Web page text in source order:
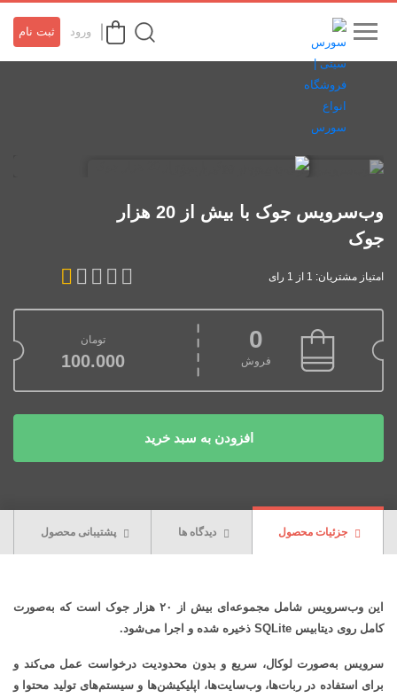
ورود ثبت نام
وب‌سرویس جوک با بیش از 20 هزار
جوک
امتیاز مشتریان: 1 از 1 رای
0
فروش
تومان
100.000
افزودن به سبد خرید
جزئیات محصول دیدگاه ها پشتیبانی محصول
این وب‌سرویس شامل مجموعه‌ای بیش از ۲۰ هزار جوک است که به‌صورت
کامل روی دیتابیس SQLite ذخیره شده و اجرا می‌شود.
سرویس به‌صورت لوکال، سریع و بدون محدودیت درخواست عمل می‌کند و
برای استفاده در ربات‌ها، وب‌سایت‌ها، اپلیکیشن‌ها و سیستم‌های تولید محتوا و